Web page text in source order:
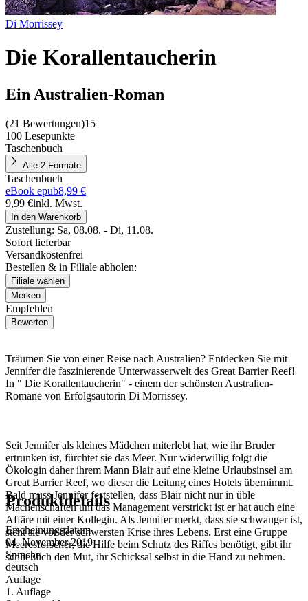
Di Morrissey
Die Korallentaucherin
Ein Australien-Roman
(21 Bewertungen)15
100 Lesepunkte
Taschenbuch
Alle 2 Formate
Taschenbuch
eBook epub8,99 €
9,99 €inkl. Mwst.
In den Warenkorb
Zustellung: Sa, 08.08. - Di, 11.08.
Sofort lieferbar
Versandkostenfrei
Bestellen & in Filiale abholen:
Filiale wählen
Merken
Empfehlen
Bewerten
Träumen Sie von einer Reise nach Australien? Entdecken Sie mit
Jennifer die faszinierende Unterwasserwelt des Great Barrier Reef!
In " Die Korallentaucherin" - einem der schönsten Australien-
Romane von Erfolgsautorin Di Morrissey.
Seit Jennifer als kleines Mädchen miterlebt hat, wie ihr Bruder
ertrunken ist, fürchtet sie das Meer. Nur widerwillig folgt die
Ökologin daher ihrem Mann Blair auf eine kleine Urlaubsinsel am
Great Barrier Reef, wo dieser die Leitung eines Hotels übernimmt.
Bald muss Jennifer feststellen, dass Blair nicht nur in üble
Machenschaften um das Management verstrickt ist er hat auch eine
Affäre mit einer Kollegin. Als Jennifer merkt, dass sie schwanger ist,
steht sie vor der schwersten Krise ihres Lebens. Erst eine Gruppe
Meeresforscher, die Hilfe beim Schutz des Riffes benötigt, gibt ihr
schließlich den Mut, ihr Schicksal selbst in die Hand zu nehmen.
Produktdetails
Erscheinungsdatum
04. November 2019
Sprache
deutsch
Auflage
1. Auflage